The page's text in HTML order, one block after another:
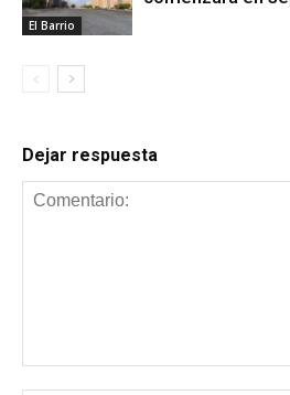
El Barrio
Dejar respuesta